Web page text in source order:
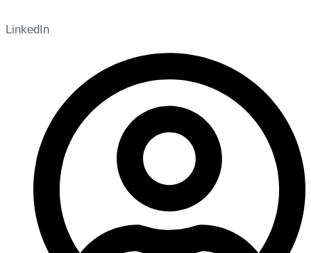
LinkedIn